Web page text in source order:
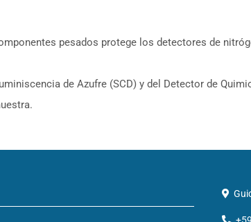
pesados protege los detectores de
de Azufre (SCD) y del Detector de